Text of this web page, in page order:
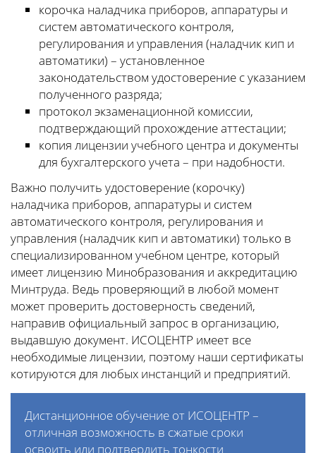
корочка наладчика приборов, аппаратуры и
систем автоматического контроля,
регулирования и управления (наладчик кип и
автоматики) – установленное
законодательством удостоверение с указанием
полученного разряда;
протокол экзаменационной комиссии,
подтверждающий прохождение аттестации;
копия лицензии учебного центра и документы
для бухгалтерского учета – при надобности.
Важно получить удостоверение (корочку)
наладчика приборов, аппаратуры и систем
автоматического контроля, регулирования и
управления (наладчик кип и автоматики) только в
специализированном учебном центре, который
имеет лицензию Минобразования и аккредитацию
Минтруда. Ведь проверяющий в любой момент
может проверить достоверность сведений,
направив официальный запрос в организацию,
выдавшую документ. ИСОЦЕНТР имеет все
необходимые лицензии, поэтому наши сертификаты
котируются для любых инстанций и предприятий.
Дистанционное обучение от ИСОЦЕНТР –
отличная возможность в сжатые сроки
освоить или подтвердить тонкости